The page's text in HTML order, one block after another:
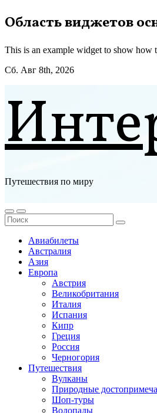
Перейти
к
Область виджетов
This is an example widget to show how
Сб. Авг 8th, 2026
Путешествия по миру
Авиабилеты
Австралия
Азия
Европа
Австрия
Великобритания
Италия
Испания
Кипр
Греция
Россия
Черногория
Путешествия
Вулканы
Природные
Шоп-туры
Водопады